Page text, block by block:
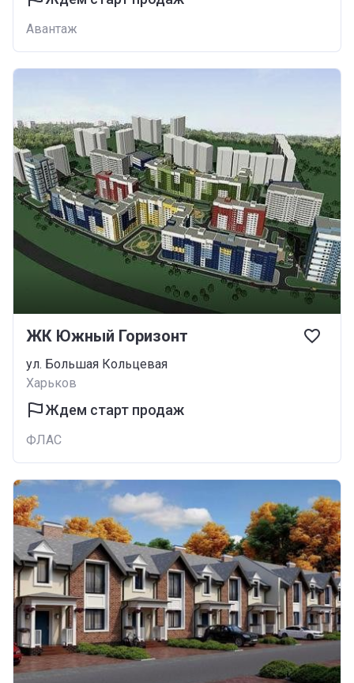
Авантаж
ЖК Южный Горизонт
ул. Большая Кольцевая
Харьков
Ждем старт продаж
ФЛАС